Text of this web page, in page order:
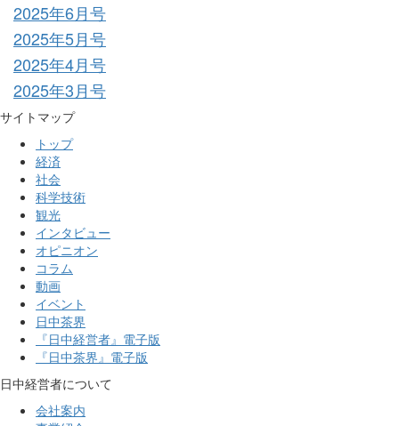
2025年6月号
2025年5月号
2025年4月号
2025年3月号
サイトマップ
トップ
経済
社会
科学技術
観光
インタビュー
オピニオン
コラム
動画
イベント
日中茶界
『日中経営者』電子版
『日中茶界』電子版
日中経営者について
会社案内